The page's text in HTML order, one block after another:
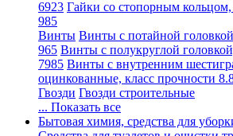
6923 Гайки со стопорным
985
Винты Винты с потайной
965 Винты с полукруглой
7985 Винты с внутренним
оцинкованные, класс прочности
Гвозди Гвозди строительные
... Показать все
Бытовая химия, средства для